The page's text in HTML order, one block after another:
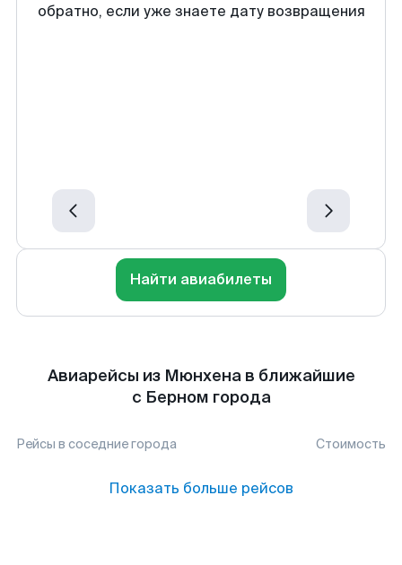
обратно, если уже знаете дату возвращения
Найти авиабилеты
Авиарейсы из Мюнхена в ближайшие
с Берном города
Рейсы в соседние города Стоимость
Показать больше рейсов